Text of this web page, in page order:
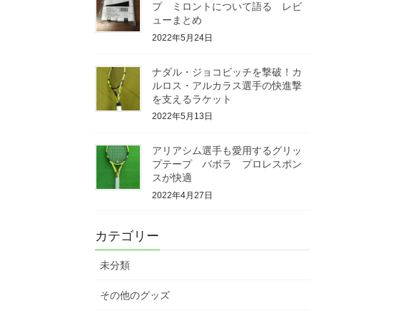
プ ミロントについて語る レビ
ューまとめ
2022年5月24日
ナダル・ジョコビッチを撃破！カ
ルロス・アルカラス選手の快進撃
を支えるラケット
2022年5月13日
アリアシム選手も愛用するグリッ
プテープ バボラ プロレスポン
スが快適
2022年4月27日
カテゴリー
未分類
その他のグッズ